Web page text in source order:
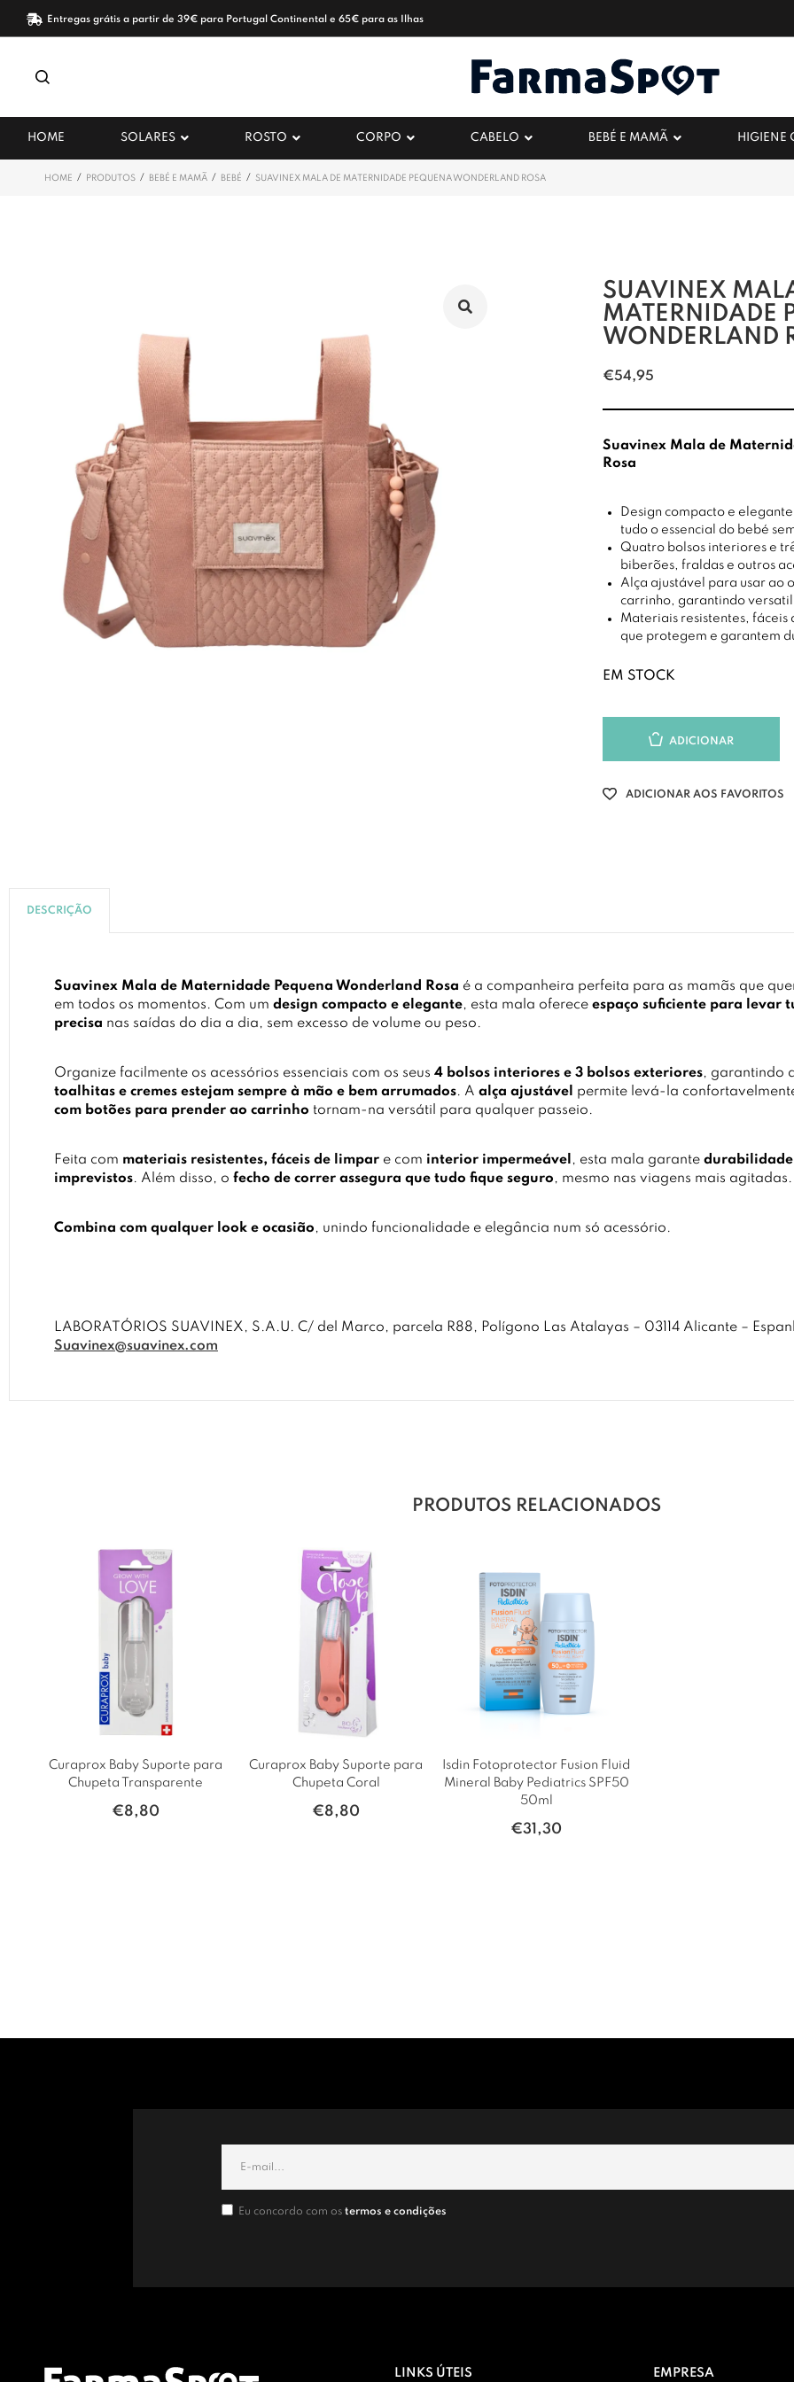
Entregas grátis a partir de 39€ para Portugal Continental e 65€ para as Ilhas
HOME SOLARES ROSTO CORPO CABELO BEBÉ E MAMÃ HIGIENE
HOME / PRODUTOS / BEBÉ E MAMÃ / BEBÉ / SUAVINEX MALA DE MATERNIDADE PEQUENA WONDERLAND ROSA
SUAVINEX
MATERNIDADE
WONDERLAND
€54,95
Suavinex Mala de
Rosa
Design compacto e
tudo o essencial do bebé
Quatro bolsos interiores e
biberões, fraldas e outros
Alça ajustável para usar ao
carrinho, garantindo
Materiais resistentes,
que protegem e garantem
EM STOCK
ADICIONAR
ADICIONAR AOS FAVORITOS
DESCRIÇÃO
Suavinex Mala de Maternidade Pequena Wonderland Rosa é a companheira perfeita para as mamãs que
em todos os momentos. Com um design compacto e elegante, esta mala oferece espaço suficiente para levar
precisa nas saídas do dia a dia, sem excesso de volume ou peso.
Organize facilmente os acessórios essenciais com os seus 4 bolsos interiores e 3 bolsos exteriores, garantindo
toalhitas e cremes estejam sempre à mão e bem arrumados. A alça ajustável
permite levá-la
com botões para prender ao carrinho tornam-na versátil para qualquer passeio.
Feita com materiais resistentes, fáceis de limpar e com interior impermeável , esta mala garante durabilidade
imprevistos. Além disso, o fecho de correr assegura que tudo fique seguro, mesmo nas viagens mais agitadas.
Combina com qualquer look e ocasião, unindo funcionalidade e elegância num só acessório.
LABORATÓRIOS SUAVINEX, S.A.U. C/ del Marco, parcela R88, Polígono Las Atalayas – 03114 Alicante –
Suavinex@suavinex.com
PRODUTOS RELACIONADOS
Curaprox Baby Suporte para
Chupeta Transparente
€8,80
Curaprox Baby Suporte para
Chupeta Coral
€8,80
Isdin Fotoprotector Fusion Fluid
Mineral Baby Pediatrics SPF50
50ml
€31,30
Eu concordo com os termos e condições
LINKS ÚTEIS EMPRESA